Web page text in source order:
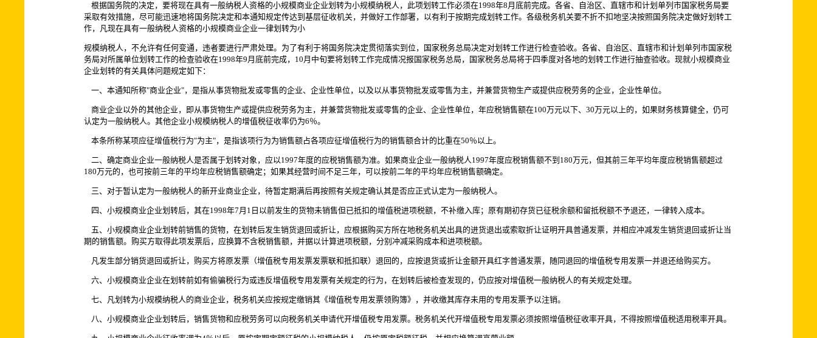
根据国务院的决定，要将现在具有一般纳税人资格的小规模商业企业划转为小规模纳税人，此项划转工作必须在1998年8月底前完成。各省、自治区、直辖市和计划单列市国家税务局要
采取有效措施，尽可能迅速地将国务院决定和本通知规定传达到基层征收机关，并做好工作部署，以有利于按期完成划转工作。各级税务机关要不折不扣地坚决按照国务院决定做好划转工
作，凡现在具有一般纳税人资格的小规模商业企业一律划转为小
规模纳税人，不允许有任何变通，违者要进行严肃处理。为了有利于将国务院决定贯彻落实到位，国家税务总局决定对划转工作进行检查验收。各省、自治区、直辖市和计划单列市国家税
务局对所属单位划转工作的检查验收在1998年9月底前完成，10月中旬要将划转工作完成情况报国家税务总局，国家税务总局将于四季度对各地的划转工作进行抽查验收。现就小规模商业
企业划转的有关具体问题规定如下：
一、本通知所称"商业企业"，是指从事货物批发或零售的企业、企业性单位，以及以从事货物批发或零售为主，并兼营货物生产或提供应税劳务的企业，企业性单位。
商业企业以外的其他企业，即从事货物生产或提供应税劳务为主，并兼营货物批发或零售的企业、企业性单位，年应税销售额在100万元以下、30万元以上的，如果财务核算健全，仍可
认定为一般纳税人。其他企业小规模纳税人的增值税征收率仍为6％。
本条所称某项应征增值税行为"为主"，是指该项行为为销售额占各项应征增值税行为的销售额合计的比重在50％以上。
二、确定商业企业一般纳税人是否属于划转对象，应以1997年度的应税销售额为准。如果商业企业一般纳税人1997年度应税销售额不到180万元，但其前三年平均年度应税销售额超过
180万元的，也可按前三年的平均年应税销售额确定；如果其经营时间不足三年，可以按前二年的平均年应税销售额确定。
三、对于暂认定为一般纳税人的新开业商业企业，待暂定期满后再按照有关规定确认其是否应正式认定为一般纳税人。
四、小规模商业企业划转后，其在1998年7月1日以前发生的货物未销售但已抵扣的增值税进项税额，不补缴入库；原有期初存货已征税余额和留抵税额不予退还，一律转入成本。
五、小规模商业企业划转前销售的货物，在划转后发生销货退回或折让，应根据购买方所在地税务机关出具的进货退出或索取折让证明开具普通发票，并相应冲减发生销货退回或折让当
期的销售额。购买方取得此项发票后，应换算不含税销售额，并据以计算进项税额，分别冲减采购成本和进项税额。
凡发生部分销货退回或折让，购买方将原发票（增值税专用发票发票联和抵扣联）退回的，应按退货或折让金额开具红字普通发票，随同退回的增值税专用发票一并退还给购买方。
六、小规模商业企业在划转前如有偷骗税行为或违反增值税专用发票有关规定的行为，在划转后被检查发现的，仍应按对增值税一般纳税人的有关规定处理。
七、凡划转为小规模纳税人的商业企业，税务机关应按规定缴销其《增值税专用发票领购簿》，并收缴其库存未用的专用发票予以注销。
八、小规模商业企业划转后，销售货物和应税劳务可以向税务机关申请代开增值税专用发票。税务机关代开增值税专用发票必须按照增值税征收率开具，不得按照增值税适用税率开具。